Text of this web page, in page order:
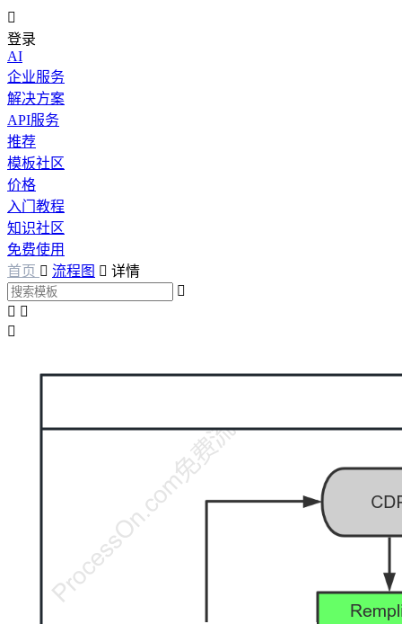

登录
AI
企业服务
解决方案
API服务
推荐
模板社区
价格
入门教程
知识社区
免费使用
首页  流程图  详情

 
